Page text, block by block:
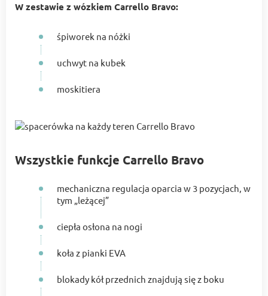
W zestawie z wózkiem Carrello Bravo:
śpiworek na nóżki
uchwyt na kubek
moskitiera
Wszystkie funkcje Carrello Bravo
mechaniczna regulacja oparcia w 3 pozycjach, w
tym „leżącej”
ciepła osłona na nogi
koła z pianki EVA
blokady kół przednich znajdują się z boku